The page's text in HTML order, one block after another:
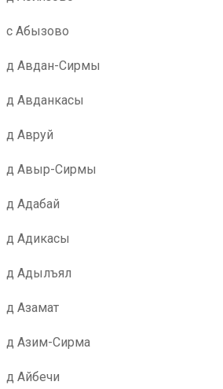
с Абызово
д Авдан-Сирмы
д Авданкасы
д Авруй
д Авыр-Сирмы
д Адабай
д Адикасы
д Адылъял
д Азамат
д Азим-Сирма
д Айбечи